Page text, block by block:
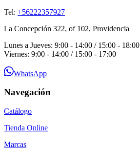
Tel: +56222357927
La Concepción 322, of 102, Providencia
Lunes a Jueves: 9:00 - 14:00 / 15:00 - 18:00
Viernes: 9:00 - 14:00 / 15:00 - 17:00
WhatsApp
Navegación
Catálogo
Tienda Online
Marcas